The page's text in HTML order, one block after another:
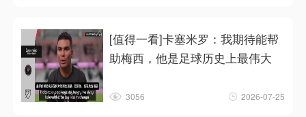
[值得一看]卡塞米罗：我期待能帮
助梅西，他是足球历史上最伟大
3056 2026-07-25